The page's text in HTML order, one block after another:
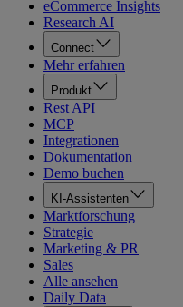
eCommerce Insights
Research AI
Connect
Mehr erfahren
Produkt
Rest API
MCP
Integrationen
Dokumentation
Demo buchen
KI-Assistenten
Marktforschung
Strategie
Marketing & PR
Sales
Alle ansehen
Daily Data